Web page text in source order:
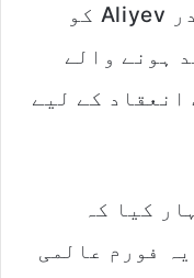
اعادہ کیا۔وزیراعظم نے صدر Aliyev کو
ہونے والے
انعقاد کے لیے
کیا کہ
فورم عالمی